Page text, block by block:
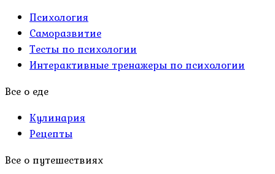
Психология
Саморазвитие
Тесты по психологии
Интерактивные тренажеры по психологии
Все о еде
Кулинария
Рецепты
Все о путешествиях